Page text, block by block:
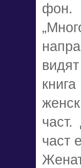
фон.
част